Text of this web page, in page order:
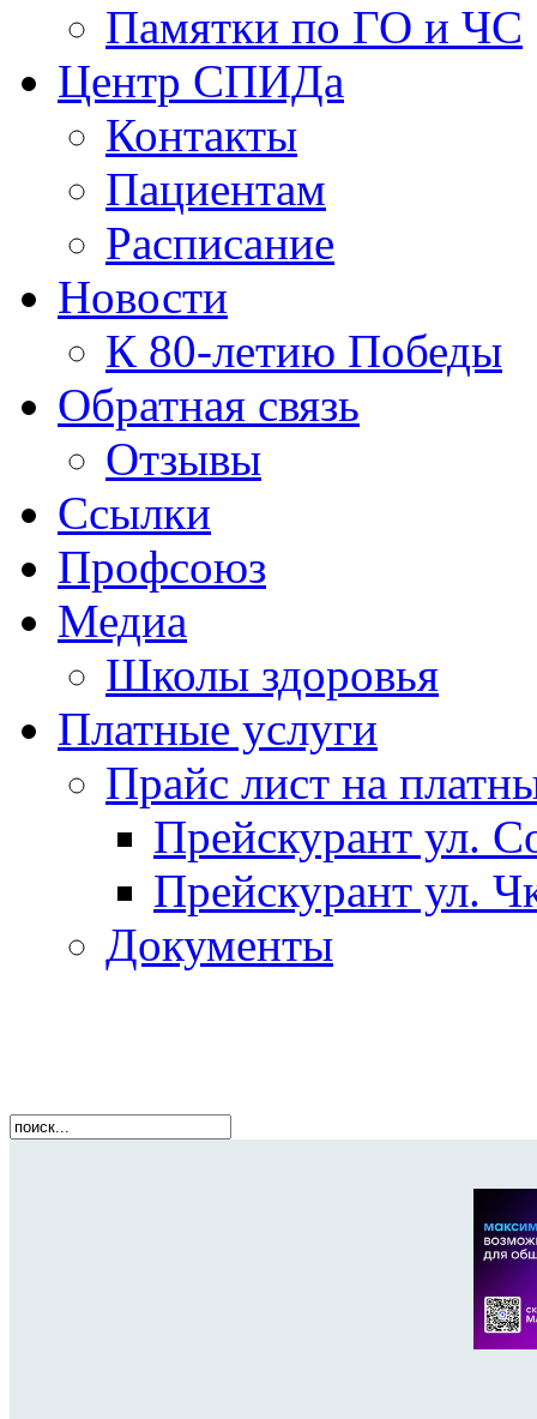
Памятки по ГО и ЧС
Центр СПИДа
Контакты
Пациентам
Расписание
Новости
К 80-летию Победы
Обратная связь
Отзывы
Ссылки
Профсоюз
Медиа
Школы здоровья
Платные услуги
Прайс лист на
Прейскурант ул.
Прейскурант ул.
Документы